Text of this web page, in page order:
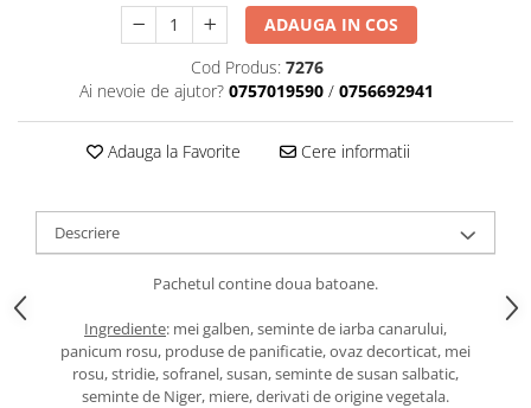
Custi si Genti de Transport
Hainute
Inghetata
Lemne si coarne de cerb sau
Lese, Zgarzi & Hamuri
Perii si Piepteni
Produse Igiena si Ingrijire
Saltele cu efect de racire
Suplimente
ADAUGA IN COS
Cod Produs: 7276
Ai nevoie de ajutor? 0757019590 / 0756692941
Adauga la Favorite Cere informatii
Descriere
Pachetul contine doua batoane.
Ingrediente: mei galben, seminte de iarba canarului,
panicum rosu, produse de panificatie, ovaz decorticat, mei
rosu, stridie, sofranel, susan, seminte de susan salbatic,
seminte de Niger, miere, derivati de origine vegetala.